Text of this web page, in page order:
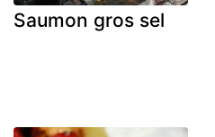
Saumon gros sel